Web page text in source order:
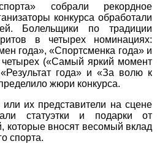
собрали рекордное
конкурса обработали
Болельщики по традиции
в четырех номинациях:
года», «Спортсменка года» и
(«Самый яркий момент
года» и «За волю к
жюри конкурса.
их представители на сцене
статуэтки и подарки от
которые вносят весомый вклад
спорта.